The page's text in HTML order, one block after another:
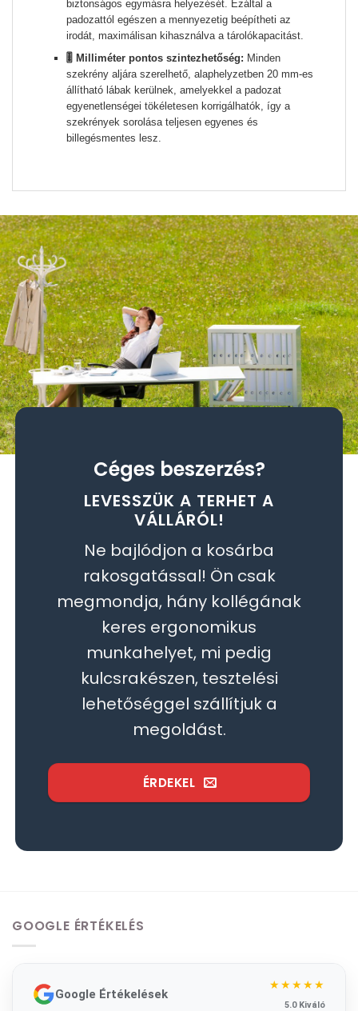
biztonságos egymásra helyezését. Ezáltal a
padozattól egészen a mennyezetig beépítheti az
irodát, maximálisan kihasználva a tárolókapacitást.
🎚️ Milliméter pontos szintezhetőség: Minden
szekrény aljára szerelhető, alaphelyzetben 20 mm-es
állítható lábak kerülnek, amelyekkel a padozat
egyenetlenségei tökéletesen korrigálhatók, így a
szekrények sorolása teljesen egyenes és
billegésmentes lesz.
Céges beszerzés?
LEVESSZÜK A TERHET A
VÁLLÁRÓL!
Ne bajlódjon a kosárba
rakosgatással! Ön csak
megmondja, hány kollégának
keres ergonomikus
munkahelyet, mi pedig
kulcsrakészen, tesztelési
lehetőséggel szállítjuk a
megoldást.
ÉRDEKEL
GOOGLE ÉRTÉKELÉS
Google Értékelések
★★★★★
5.0 Kiváló